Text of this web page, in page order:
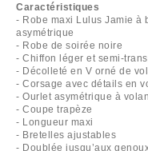
Caractéristiques
- Robe maxi Lulus Jamie à
asymétrique
- Robe de soirée noire
- Chiffon léger et semi-
- Décolleté en V orné de
- Corsage avec détails en
- Ourlet asymétrique à
- Coupe trapèze
- Longueur maxi
- Bretelles ajustables
- Doublée jusqu’aux